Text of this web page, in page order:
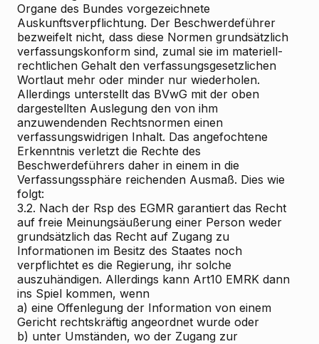
Organe des Bundes vorgezeichnete
Auskunftsverpflichtung. Der Beschwerdeführer
bezweifelt nicht, dass diese Normen grundsätzlich
verfassungskonform sind, zumal sie im materiell-
rechtlichen Gehalt den verfassungsgesetzlichen
Wortlaut mehr oder minder nur wiederholen.
Allerdings unterstellt das BVwG mit der oben
dargestellten Auslegung den von ihm
anzuwendenden Rechtsnormen einen
verfassungswidrigen Inhalt. Das angefochtene
Erkenntnis verletzt die Rechte des
Beschwerdeführers daher in einem in die
Verfassungssphäre reichenden Ausmaß. Dies wie
folgt:
3.2. Nach der Rsp des EGMR garantiert das Recht
auf freie Meinungsäußerung einer Person weder
grundsätzlich das Recht auf Zugang zu
Informationen im Besitz des Staates noch
verpflichtet es die Regierung, ihr solche
auszuhändigen. Allerdings kann Art10 EMRK dann
ins Spiel kommen, wenn
a) eine Offenlegung der Information von einem
Gericht rechtskräftig angeordnet wurde oder
b) unter Umständen, wo der Zugang zur